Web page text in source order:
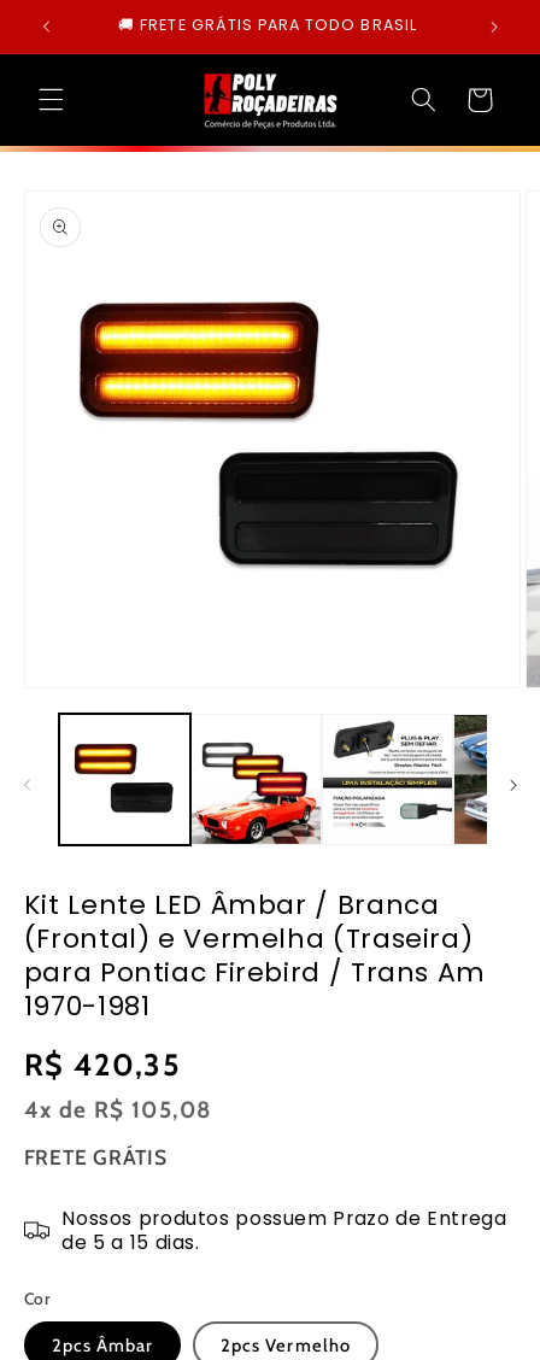
para o
conteúdo
🚚 FRETE GRÁTIS PARA TODO BRASIL
Carrinho
informações
do produto
mídia
modal
Kit Lente LED Âmbar / Branca
(Frontal) e Vermelha (Traseira)
para Pontiac Firebird / Trans Am
1970-1981
Preço
normal
R$ 420,35
4x de R$ 105,08
FRETE GRÁTIS
Nossos produtos possuem Prazo de Entrega
de 5 a 15 dias.
Cor
2pcs Âmbar 2pcs Vermelho